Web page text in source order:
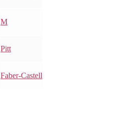
M
Pitt
Faber-Castell